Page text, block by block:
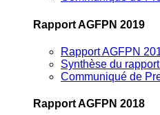
Rapport AGFPN 2019
Rapport AGFPN
Synthèse du
Communiqué de
Rapport AGFPN 2018